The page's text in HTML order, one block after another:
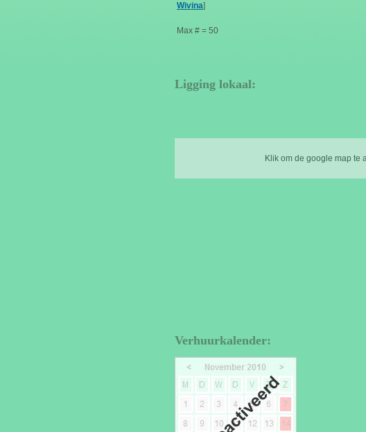
Wivina]
Max # = 50
Ligging lokaal:
Klik om de google map te
Verhuurkalender: